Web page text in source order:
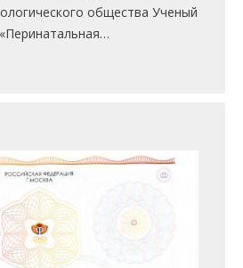
общества Ученый